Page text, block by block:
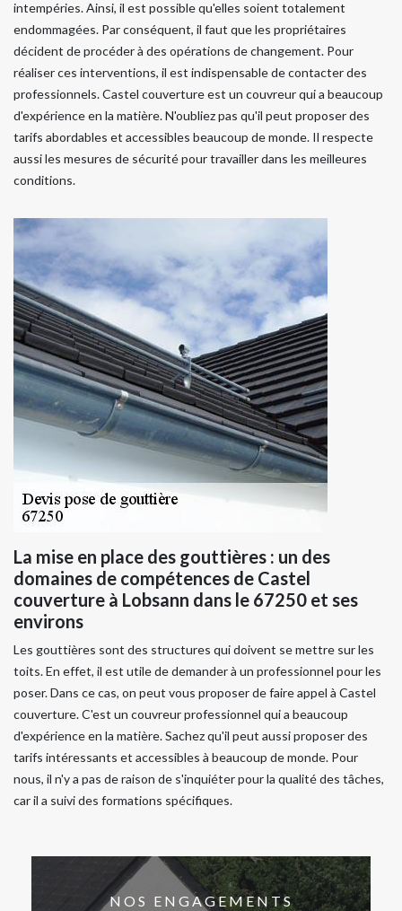
intempéries. Ainsi, il est possible qu'elles soient totalement
endommagées. Par conséquent, il faut que les propriétaires
décident de procéder à des opérations de changement. Pour
réaliser ces interventions, il est indispensable de contacter des
professionnels. Castel couverture est un couvreur qui a beaucoup
d'expérience en la matière. N'oubliez pas qu'il peut proposer des
tarifs abordables et accessibles beaucoup de monde. Il respecte
aussi les mesures de sécurité pour travailler dans les meilleures
conditions.
La mise en place des gouttières : un des
domaines de compétences de Castel
couverture à Lobsann dans le 67250 et ses
environs
Les gouttières sont des structures qui doivent se mettre sur les
toits. En effet, il est utile de demander à un professionnel pour les
poser. Dans ce cas, on peut vous proposer de faire appel à Castel
couverture. C'est un couvreur professionnel qui a beaucoup
d'expérience en la matière. Sachez qu'il peut aussi proposer des
tarifs intéressants et accessibles à beaucoup de monde. Pour
nous, il n'y a pas de raison de s'inquiéter pour la qualité des tâches,
car il a suivi des formations spécifiques.
NOS ENGAGEMENTS